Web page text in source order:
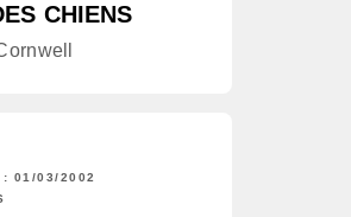
CHIENS
: 01/03/2002